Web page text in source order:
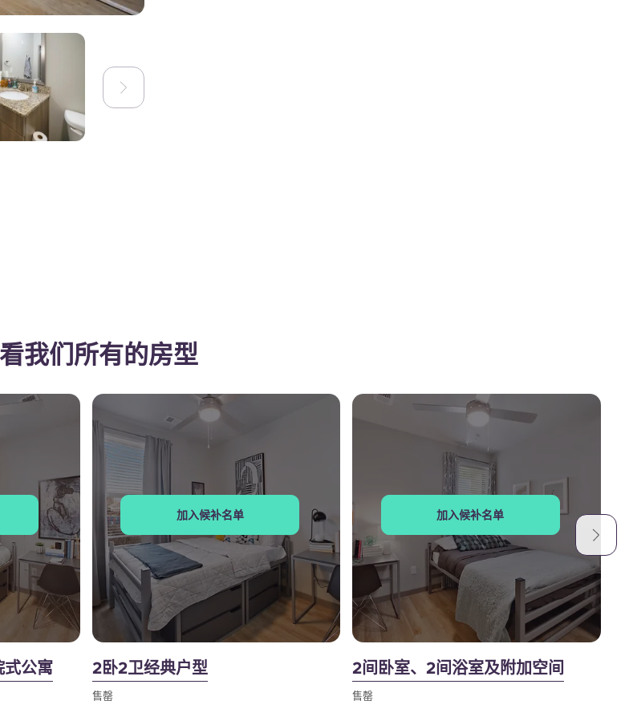
我们所有的房型
式公寓
加入候补名单
2卧2卫经典户型
售罄
加入候补名单
2间卧室、2间浴室及附加空间
售罄